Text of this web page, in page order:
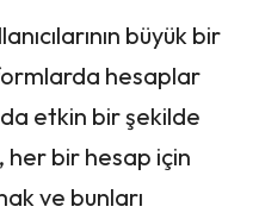
büyük bir
hesaplar
etkin bir şekilde
her bir hesap için
ve bunları